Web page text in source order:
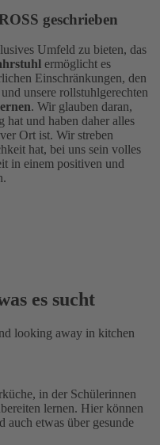
geschrieben
Umfeld zu bieten, das
ermöglicht es
Einschränkungen, den
unsere rollstuhlgerechten
. Wir glauben daran,
hat und haben daher alles
Ort ist. Wir streben
hat, bei uns sein volles
in einem positiven und
es sucht
in der Schülerinnen
lernen. Hier können
auch etwas über gesunde